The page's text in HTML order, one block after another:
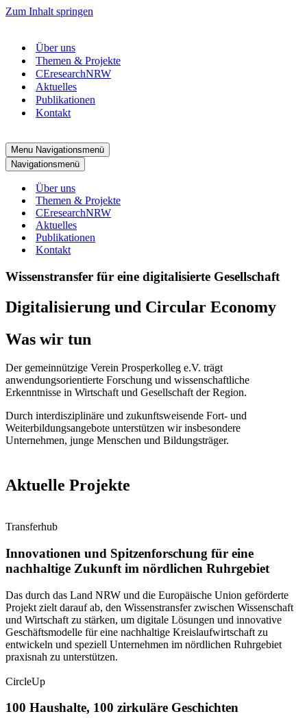
Zum Inhalt springen
Über uns
Themen & Projekte
CEresearchNRW
Aktuelles
Publikationen
Kontakt
Menu Navigationsmenü
Navigationsmenü
Über uns
Themen & Projekte
CEresearchNRW
Aktuelles
Publikationen
Kontakt
Wissenstransfer für eine digitalisierte Gesellschaft
Digitalisierung und Circular Economy
Was wir tun
Der gemeinnützige Verein Prosperkolleg e.V. trägt
anwendungsorientierte Forschung und wissenschaftliche
Erkenntnisse in Wirtschaft und Gesellschaft der Region.
Durch interdisziplinäre und zukunftsweisende Fort- und
Weiterbildungsangebote unterstützen wir insbesondere
Unternehmen, junge Menschen und Bildungsträger.
Aktuelle Projekte
Transferhub
Innovationen und Spitzenforschung für eine
nachhaltige Zukunft im nördlichen Ruhrgebiet
Das durch das Land NRW und die Europäische Union geförderte
Projekt zielt darauf ab, den Wissenstransfer zwischen Wissenschaft
und Wirtschaft zu stärken, um digitale Lösungen und innovative
Geschäftsmodelle für eine nachhaltige Kreislaufwirtschaft zu
entwickeln und speziell Unternehmen im nördlichen Ruhrgebiet
praxisnah zu unterstützen.
CircleUp
100 Haushalte, 100 zirkuläre Geschichten